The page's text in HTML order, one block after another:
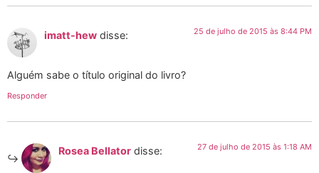
imatt-hew disse: 25 de julho de 2015 às 8:44 PM
Alguém sabe o título original do livro?
Responder
Rosea Bellator disse: 27 de julho de 2015 às 1:18 AM